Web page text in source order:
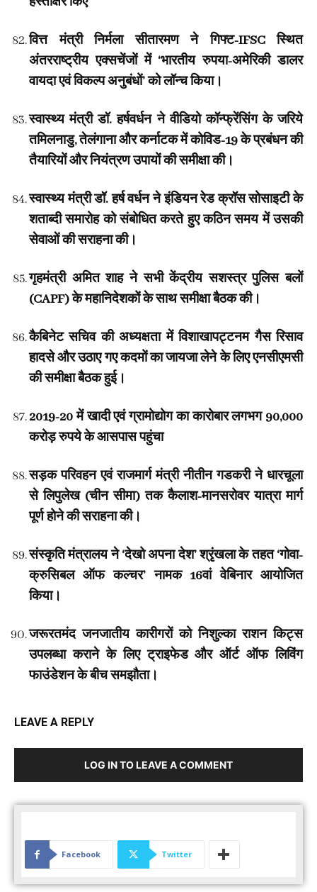
वित्त मंत्री निर्मला सीतारमण ने गिफ्ट-IFSC स्थित
अंतरराष्ट्रीय एक्सचेंजों में ‘भारतीय रुपया-अमेरिकी डालर
वायदा एवं विकल्प अनुबंधों’ को लॉन्च किया।
स्वास्थ्य मंत्री डॉ. हर्षवर्धन ने वीडियो कॉन्फ्रेंसिंग के जरिये
तमिलनाडु, तेलंगाना और कर्नाटक में कोविड-19 के प्रबंधन की
तैयारियों और नियंत्रण उपायों की समीक्षा की।
स्वास्थ्य मंत्री डॉ. हर्ष वर्धन ने इंडियन रेड क्रॉस सोसाइटी के
शताब्दी समारोह को संबोधित करते हुए कठिन समय में उसकी
सेवाओं की सराहना की।
गृहमंत्री अमित शाह ने सभी केंद्रीय सशस्त्र पुलिस बलों
(CAPF) के महानिदेशकों के साथ समीक्षा बैठक की।
कैबिनेट सचिव की अध्यक्षता में विशाखापट्टनम गैस रिसाव
हादसे और उठाए गए कदमों का जायजा लेने के लिए एनसीएमसी
की समीक्षा बैठक हुई।
2019-20 में खादी एवं ग्रामोद्योग का कारोबार लगभग 90,000
करोड़ रुपये के आसपास पहुंचा
सड़क परिवहन एवं राजमार्ग मंत्री नीतीन गडकरी ने धारचूला
से लिपुलेख (चीन सीमा) तक कैलाश-मानसरोवर यात्रा मार्ग
पूर्ण होने की सराहना की।
संस्कृति मंत्रालय ने ‘देखो अपना देश’ श्रृंखला के तहत ‘गोवा-
क्रुसिबल ऑफ कल्चर’ नामक 16वां वेबिनार आयोजित
किया।
जरूरतमंद जनजातीय कारीगरों को निशुल्का राशन किट्स
उपलब्धा कराने के लिए ट्राइफेड और ऑर्ट ऑफ लिविंग
फाउंडेशन के बीच समझौता।
LEAVE A REPLY
LOG IN TO LEAVE A COMMENT
Facebook Twitter